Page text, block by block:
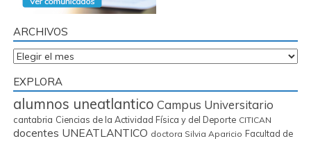
ARCHIVOS
Archivos
EXPLORA
alumnos uneatlantico Campus Universitario
cantabria Ciencias de la Actividad Física y del Deporte CITICAN
docentes UNEATLANTICO doctora Silvia Aparicio Facultad de